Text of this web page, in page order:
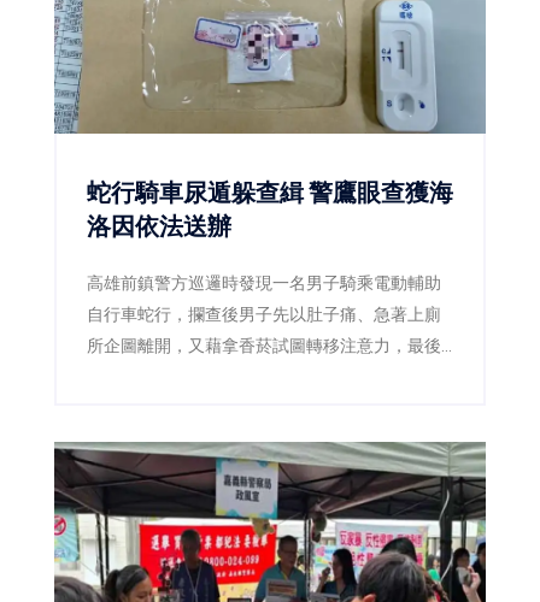
蛇行騎車尿遁躲查緝 警鷹眼查獲海
洛因依法送辦
高雄前鎮警方巡邏時發現一名男子騎乘電動輔助
自行車蛇行，攔查後男子先以肚子痛、急著上廁
所企圖離開，又藉拿香菸試圖轉移注意力，最後